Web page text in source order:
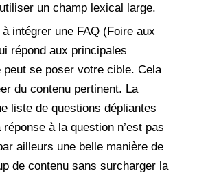
un champ lexical large.
à intégrer une FAQ (Foire aux
répond aux principales
peut se poser votre cible. Cela
du contenu pertinent. La
liste de questions dépliantes
à la question n’est pas
ailleurs une belle manière de
de contenu sans surcharger la